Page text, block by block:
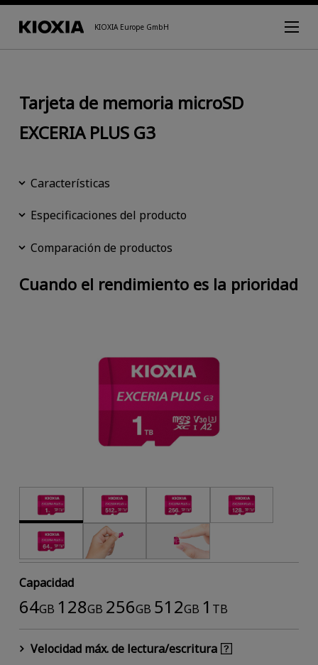
KIOXIA Europe GmbH
Tarjeta de memoria microSD
EXCERIA PLUS G3
Características
Especificaciones del producto
Comparación de productos
Cuando el rendimiento es la prioridad
Capacidad
64GB 128GB 256GB 512GB 1 TB
Velocidad máx. de lectura/escritura